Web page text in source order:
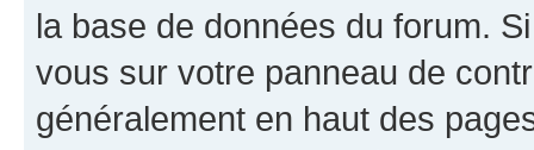
la base de données du forum.
vous sur votre panneau de
généralement en haut des